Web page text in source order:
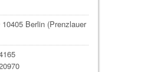
10405 Berlin (Prenzlauer